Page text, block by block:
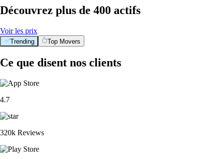
Découvrez plus de 400 actifs
Voir les prix
Trending Top Movers
Ce que disent nos clients
4.7
320k Reviews